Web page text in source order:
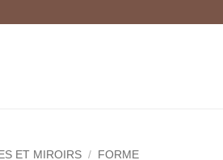
ET MIROIRS /
FORME